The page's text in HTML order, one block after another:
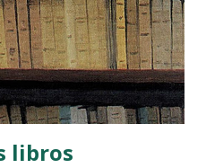
y para confirmar esta
Inspirado en un
de 1596 y adaptando la
libros